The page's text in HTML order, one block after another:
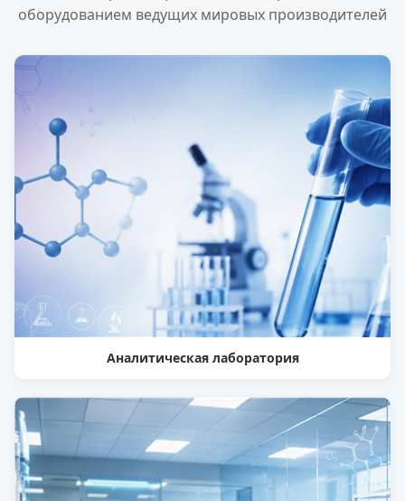
оборудованием ведущих мировых производителей
Аналитическая лаборатория